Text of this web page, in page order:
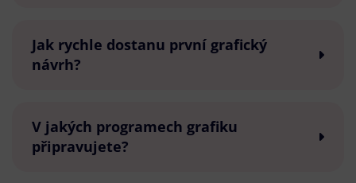
Jak rychle dostanu první grafický
návrh?
V jakých programech grafiku
připravujete?